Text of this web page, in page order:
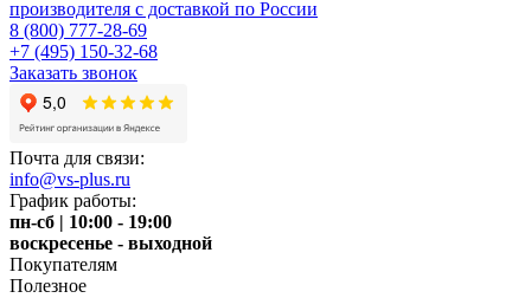
8 (800) 777-28-69
+7 (495) 150-32-68
Заказать звонок
Почта для связи:
info@vs-plus.ru
График работы:
пн-сб | 10:00 - 19:00
воскресенье - выходной
Покупателям
Полезное